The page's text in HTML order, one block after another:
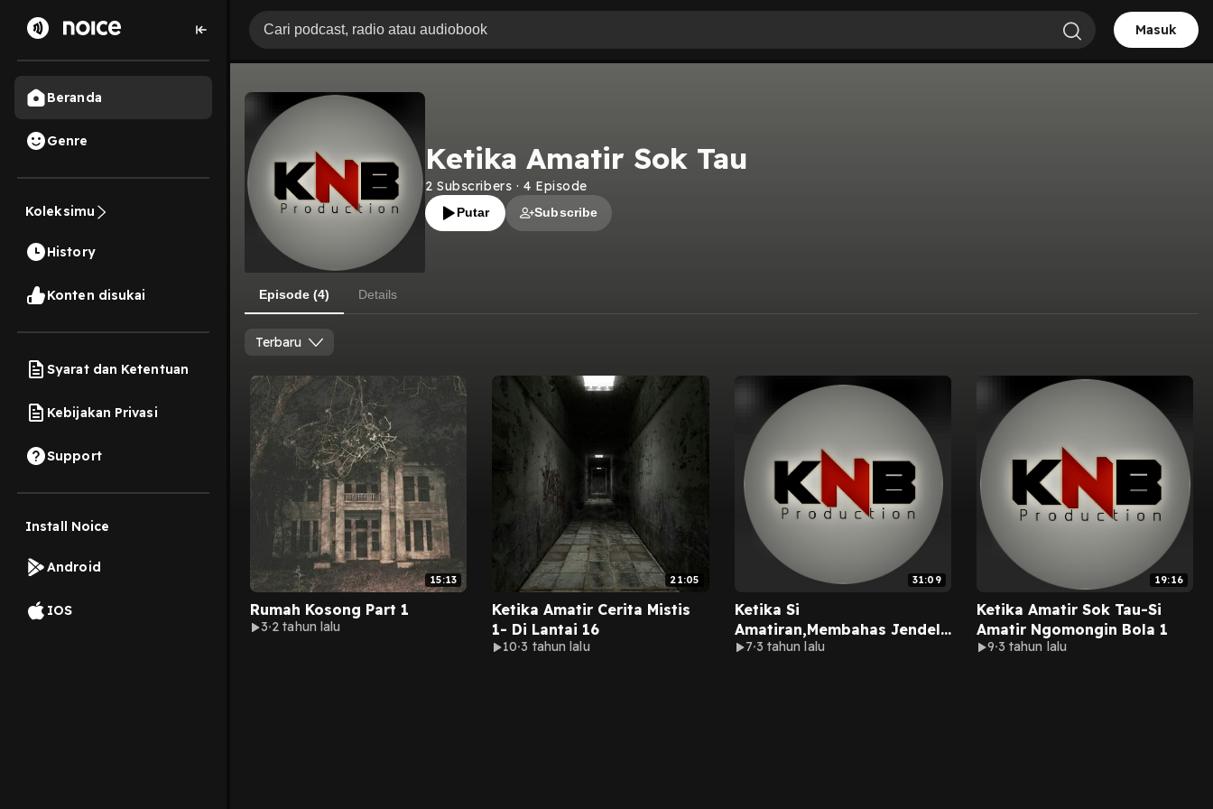
Beranda
Genre
Koleksimu
History
Konten disukai
Syarat dan Ketentuan
Kebijakan Privasi
Support
Install Noice
Android
IOS
Masuk
Ketika Amatir Sok Tau
2 Subscribers · 4 Episode
Putar Subscribe
Episode (4) Details
Terbaru
15:13
Rumah Kosong Part 1
3 2 tahun lalu
21:05
Ketika Amatir Cerita Mistis
1- Di Lantai 16
10 3 tahun lalu
31:09
Ketika Si
Amatiran,Membahas Jendela
Transfer 2023
7 3 tahun lalu
19:16
Ketika Amatir Sok Tau-Si
Amatir Ngomongin Bola 1
9 3 tahun lalu